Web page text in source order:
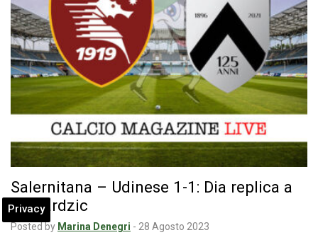
Salernitana – Udinese 1-1: Dia replica a
Samardzic
Posted by Marina Denegri - 28 Agosto 2023
Privacy